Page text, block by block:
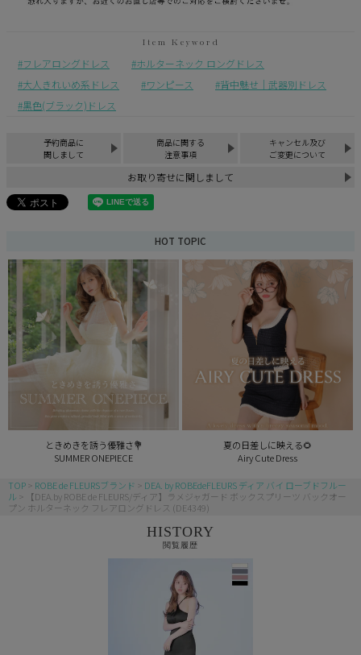
フレアロングドレス
ホルターネック ロングドレス
大人きれいめ系ドレス
ワンピース
背中魅せ｜武器別ドレス
黒色(ブラック)ドレス
予約商品に
関しまして
商品に関する
注意事項
キャンセル及び
ご変更について
お取り寄せに関しまして
HOT TOPIC
ときめきを誘う優雅さ💐
SUMMER ONEPIECE
夏の日差しに映える🌻
Airy Cute Dress
TOP ROBE de FLEURSブランド
DEA. by ROBEdeFLEURS ディア バイ ローブドフルー
ル
【DEA.by ROBE de FLEURS/ディア】ラメジャガード ボックスプリーツ バックオー
プン ホルターネック フレアロングドレス (DE4349)
HISTORY
閲覧履歴